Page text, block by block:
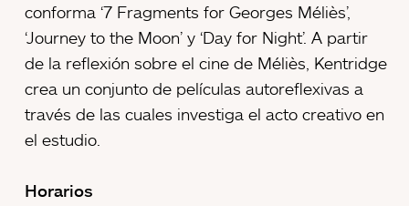
conforma ‘7 Fragments for Georges Méliès’,
‘Journey to the Moon’ y ‘Day for Night’. A partir
de la reflexión sobre el cine de Méliès, Kentridge
crea un conjunto de películas autoreflexivas a
través de las cuales investiga el acto creativo en
el estudio.
Horarios